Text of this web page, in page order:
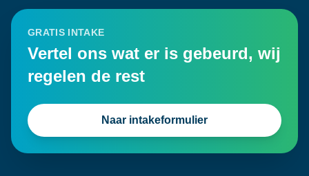
GRATIS INTAKE
Vertel ons wat er is gebeurd, wij
regelen de rest
Naar intakeformulier